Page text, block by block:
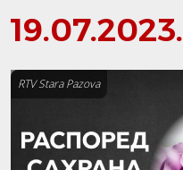
19.07.2023.
RTV Stara Pazova